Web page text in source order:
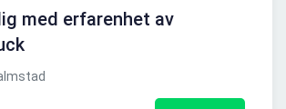
med erfarenhet av